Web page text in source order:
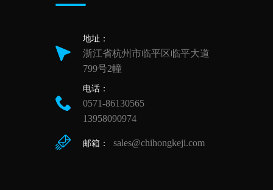
地址：
浙江省杭州市临平区临平大道
799号2幢
电话：
0571-86130565
13958090974
邮箱： sales@chihongkeji.com